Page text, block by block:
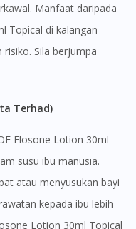
Manfaat daripada
Topical di kalangan
Sila berjumpa
Terhad)
Elosone Lotion 30ml
susu ibu manusia.
atau menyusukan bayi
kepada ibu lebih
Lotion 30ml Topical